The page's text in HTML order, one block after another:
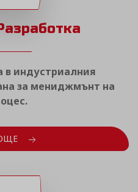
в индустриалния
за мениджмънт на